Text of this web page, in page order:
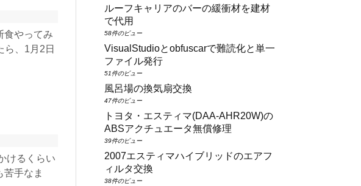
食やってみ
ら、1月2日
けるくらい
手なま
ルーフキャリアのバーの緩衝材を建材
で代用
58件のビュー
VisualStudioとobfuscarで難読化と単一
ファイル発行
51件のビュー
風呂場の換気扇交換
47件のビュー
トヨタ・エスティマ(DAA‑AHR20W)の
ABSアクチュエータ無償修理
39件のビュー
2007エスティマハイブリッドのエアフ
ィルタ交換
38件のビュー